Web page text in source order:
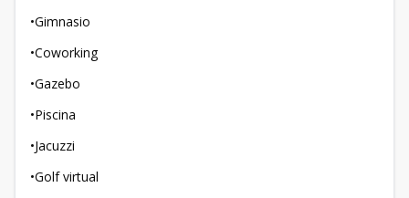
•Gimnasio
•Coworking
•Gazebo
•Piscina
•Jacuzzi
•Golf virtual